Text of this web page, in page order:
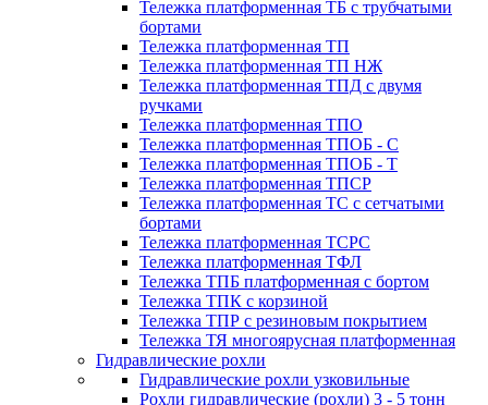
Тележка платформенная ТБ с трубчатыми
бортами
Тележка платформенная ТП
Тележка платформенная ТП НЖ
Тележка платформенная ТПД с двумя
ручками
Тележка платформенная ТПО
Тележка платформенная ТПОБ - С
Тележка платформенная ТПОБ - Т
Тележка платформенная ТПСР
Тележка платформенная ТС с сетчатыми
бортами
Тележка платформенная ТСРС
Тележка платформенная ТФЛ
Тележка ТПБ платформенная с бортом
Тележка ТПК с корзиной
Тележка ТПР с резиновым покрытием
Тележка ТЯ многоярусная платформенная
Гидравлические рохли
Гидравлические рохли узковильные
Рохли гидравлические (рохли) 3 - 5 тонн